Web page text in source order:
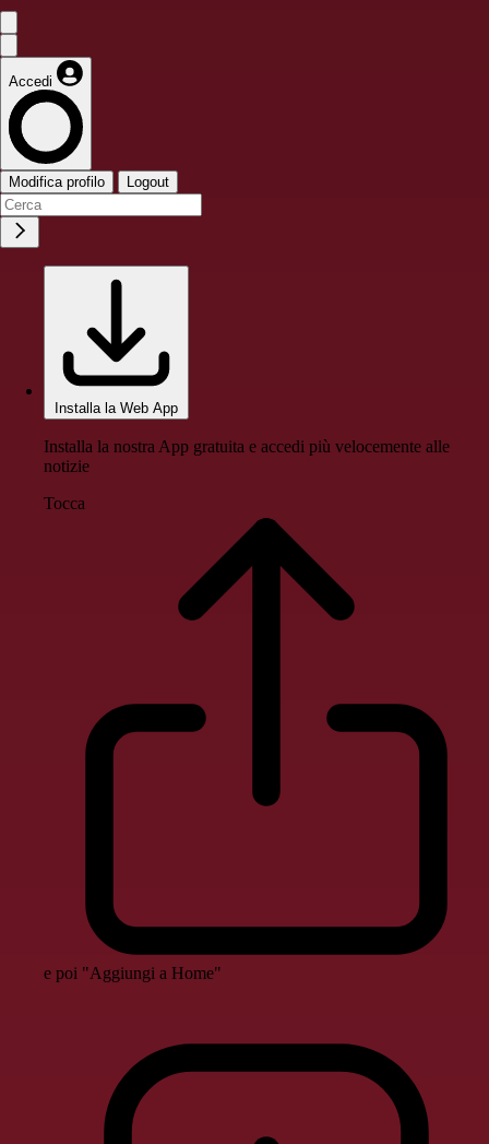
Accedi
Modifica profilo Logout
Installa la Web App
Installa la nostra App gratuita e accedi più velocemente alle
notizie
Tocca
e poi "Aggiungi a Home"